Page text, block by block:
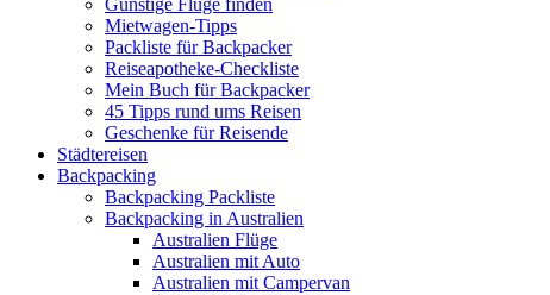
Günstige Flüge finden
Mietwagen-Tipps
Packliste für Backpacker
Reiseapotheke-Checkliste
Mein Buch für Backpacker
45 Tipps rund ums Reisen
Geschenke für Reisende
Städtereisen
Backpacking
Backpacking Packliste
Backpacking in Australien
Australien Flüge
Australien mit Auto
Australien mit Campervan